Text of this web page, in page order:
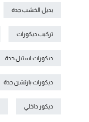
بديل الخشب جدة
تركيب ديكورات
ديكورات استيل جدة
ديكورات بارتشن جدة
ديكور داخلي